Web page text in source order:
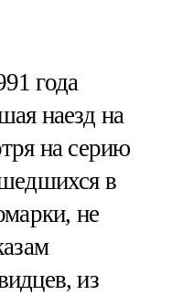
года
наезд на
на серию
в
не
из